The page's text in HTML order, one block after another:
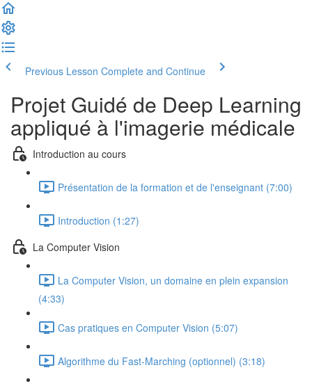
Previous Lesson Complete and Continue
Projet Guidé de Deep Learning
appliqué à l'imagerie médicale
Introduction au cours
Présentation de la formation et de l'enseignant (7:00)
Introduction (1:27)
La Computer Vision
La Computer Vision, un domaine en plein expansion
(4:33)
Cas pratiques en Computer Vision (5:07)
Algorithme du Fast-Marching (optionnel) (3:18)